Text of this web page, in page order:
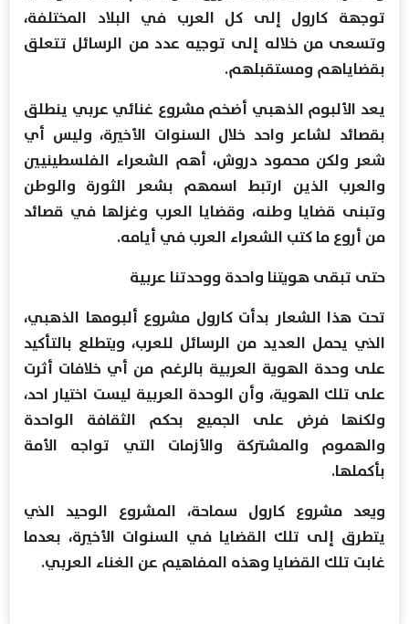
توجهة كارول إلى كل العرب في البلاد المختلفة،
وتسعى من خلاله إلى توجيه عدد من الرسائل تتعلق
بقضاياهم ومستقبلهم.
يعد الألبوم الذهبي أضخم مشروع غنائي عربي ينطلق
بقصائد لشاعر واحد خلال السنوات الأخيرة، وليس أي
شعر ولكن محمود دروش، أهم الشعراء الفلسطينيين
والعرب الذين ارتبط اسمهم بشعر الثورة والوطن
وتبنى قضايا وطنه، وقضايا العرب وغزلها في قصائد
من أروع ما كتب الشعراء العرب في أيامه.
حتى تبقى هويتنا واحدة ووحدتنا عربية
تحت هذا الشعار بدأت كارول مشروع ألبومها الذهبي،
الذي يحمل العديد من الرسائل للعرب، ويتطلع بالتأكيد
على وحدة الهوية العربية بالرغم من أي خلافات أثرت
على تلك الهوية، وأن الوحدة العربية ليست اختيار احد،
ولكنها فرض على الجميع بحكم الثقافة الواحدة
والهموم والمشتركة والأزمات التي تواجه الأمة
بأكملها.
ويعد مشروع كارول سماحة، المشروع الوحيد الذي
يتطرق إلى تلك القضايا في السنوات الأخيرة، بعدما
غابت تلك القضايا وهذه المفاهيم عن الغناء العربي.